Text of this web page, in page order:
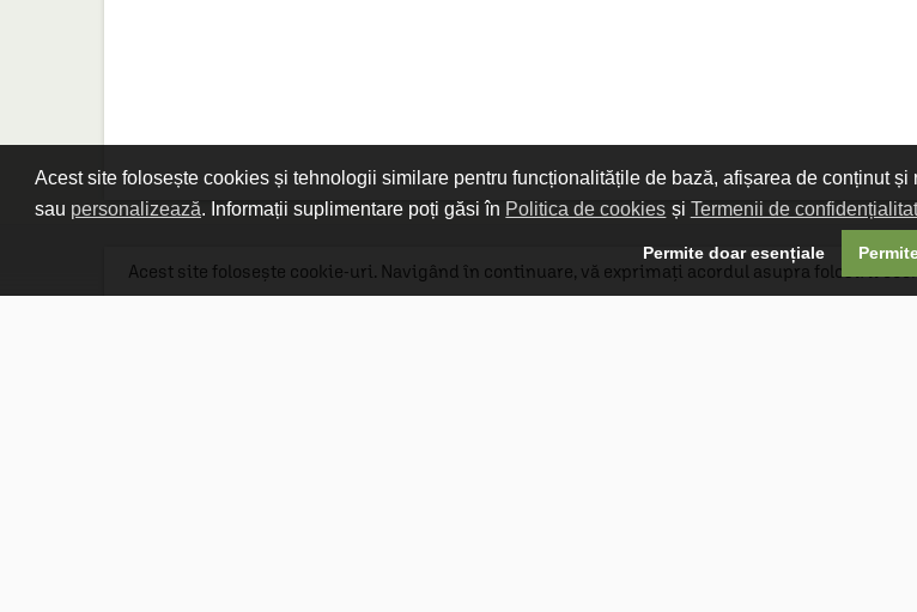
Acest site folosește cookies și tehnologii similare pentru funcționalitățile de bază, afișarea de conținut
sau personalizează. Informații suplimentare poți găsi în Politica de cookies și Termenii de
Permite doar esențiale
Linkuri utile  Livrare gratuită
Acest site folosește cookie-uri. Navigând în continuare, vă exprimați acordul asupra folosirii